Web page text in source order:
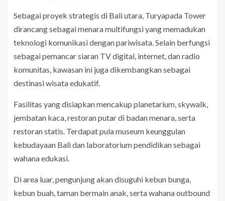
Sebagai proyek strategis di Bali utara, Turyapada Tower
dirancang sebagai menara multifungsi yang memadukan
teknologi komunikasi dengan pariwisata. Selain berfungsi
sebagai pemancar siaran TV digital, internet, dan radio
komunitas, kawasan ini juga dikembangkan sebagai
destinasi wisata edukatif.
Fasilitas yang disiapkan mencakup planetarium, skywalk,
jembatan kaca, restoran putar di badan menara, serta
restoran statis. Terdapat pula museum keunggulan
kebudayaan Bali dan laboratorium pendidikan sebagai
wahana edukasi.
Di area luar, pengunjung akan disuguhi kebun bunga,
kebun buah, taman bermain anak, serta wahana outbound